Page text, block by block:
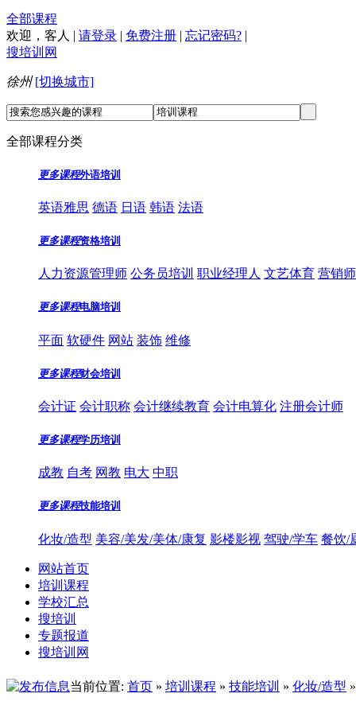
全部课程
欢迎， 客人 | 请登录 | 免费注册 | 忘记密码? |
搜培训网
徐州 [切换城市]
全部课程分类
更多课程外语培训
英语雅思 德语 日语 韩语 法语
更多课程资格培训
人力资源管理师 公务员培训 职业经理人 文艺体育 营销
更多课程电脑培训
平面 软硬件 网站 装饰 维修
更多课程财会培训
会计证 会计职称 会计继续教育 会计电算化 注册会计师
更多课程学历培训
成教 自考 网教 电大 中职
更多课程技能培训
化妆/造型 美容/美发/美体/康复 影楼影视 驾驶/学车 餐饮/
网站首页
培训课程
学校汇总
搜培训
专题报道
搜培训网
当前位置: 首页 » 培训课程 » 技能培训 » 化妆/造型 »